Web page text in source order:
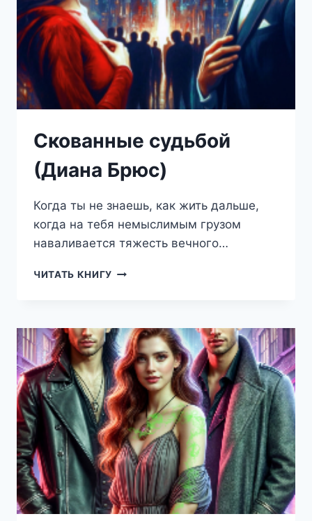
Скованные судьбой
(Диана Брюс)
Когда ты не знаешь, как жить дальше,
когда на тебя немыслимым грузом
наваливается тяжесть вечного…
ЧИТАТЬ КНИГУ СКОВАННЫЕ